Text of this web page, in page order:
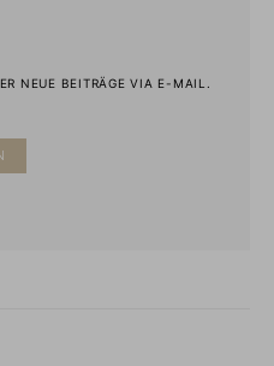
NEUE BEITRÄGE VIA E-MAIL.